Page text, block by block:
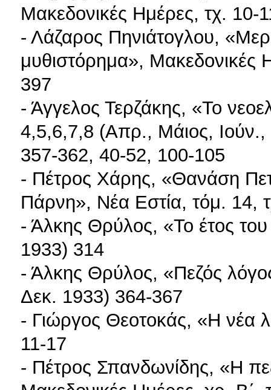
Μακεδονικές Ημέρες, τχ.
- Λάζαρος Πηνιάτογλου,
μυθιστόρημα»,
397
- Άγγελος Τερζάκης, «Το
4,5,6,7,8 (Απρ., Μάιος,
357-362, 40-52, 100-105
- Πέτρος Χάρης, «Θανάση
Πάρνη», Νέα Εστία, τόμ. 14,
- Άλκης Θρύλος, «Το έτος
1933) 314
- Άλκης Θρύλος, «Πεζός
Δεκ. 1933) 364-367
- Γιώργος Θεοτοκάς, «Η νέα
11-17
- Πέτρος Σπανδωνίδης, «Η